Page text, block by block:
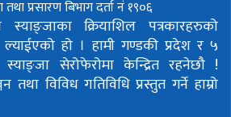
प्रसारण बिभाग दर्ता नं १९०६
क्रियाशिल पत्रकारहरुको
ल्याईएको हो । हामी गण्डकी प्रदेश र ५
सेरोफेरोमा केन्द्रित रहनेछौ !
तथा विविध गतिविधि प्रस्तुत गर्ने हाम्रो